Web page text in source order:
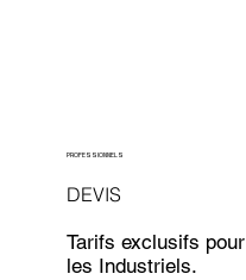
DEVIS
PROFESSIONNELS
Tarifs exclusifs
les Industriels.